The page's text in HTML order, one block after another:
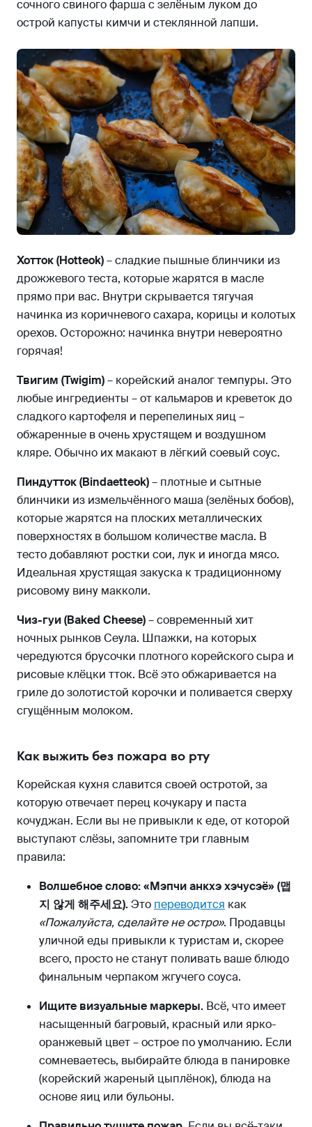
сочного свиного фарша с зелёным луком до
острой капусты кимчи и стеклянной лапши.
Хотток (Hotteok)– сладкие пышные блинчики из
дрожжевого теста, которые жарятся в масле
прямо при вас. Внутри скрывается тягучая
начинка из коричневого сахара, корицы и колотых
орехов. Осторожно: начинка внутри невероятно
горячая!
Твигим (Twigim)– корейский аналог темпуры. Это
любые ингредиенты – от кальмаров и креветок до
сладкого картофеля и перепелиных яиц –
обжаренные в очень хрустящем и воздушном
кляре. Обычно их макают в лёгкий соевый соус.
Пиндутток (Bindaetteok)– плотные и сытные
блинчики из измельчённого маша (зелёных бобов),
которые жарятся на плоских металлических
поверхностях в большом количестве масла. В
тесто добавляют ростки сои, лук и иногда мясо.
Идеальная хрустящая закуска к традиционному
рисовому вину макколи.
Чиз-гуи (Baked Cheese)– современный хит
ночных рынков Сеула. Шпажки, на которых
чередуются брусочки плотного корейского сыра и
рисовые клёцки тток. Всё это обжаривается на
гриле до золотистой корочки и поливается сверху
сгущённым молоком.
Как выжить без пожара во рту
Корейская кухня славится своей остротой, за
которую отвечает перец кочукару и паста
кочуджан. Если вы не привыкли к еде, от которой
выступают слёзы, запомните три главным
правила:
Волшебное слово: «Мэпчи анкхэ хэчусэё» (맵
지 않게 해주세요).Это переводится как
«Пожалуйста, сделайте не остро». Продавцы
уличной еды привыкли к туристам и, скорее
всего, просто не станут поливать ваше блюдо
финальным черпаком жгучего соуса.
Ищите визуальные маркеры. Всё, что имеет
насыщенный багровый, красный или ярко-
оранжевый цвет – острое по умолчанию. Если
сомневаетесь, выбирайте блюда в панировке
(корейский жареный цыплёнок), блюда на
основе яиц или бульоны.